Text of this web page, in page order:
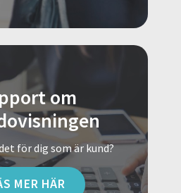
om
för dig som är kund?
MER HÄR